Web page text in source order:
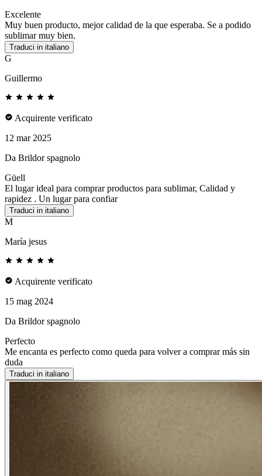
Excelente
Muy buen producto, mejor calidad de la que esperaba. Se a podido
sublimar muy bien.
Traduci in italiano
G
Guillermo
Acquirente verificato
12 mar 2025
Da Brildor spagnolo
Güell
El lugar ideal para comprar productos para sublimar, Calidad y
rapidez . Un lugar para confiar
Traduci in italiano
M
María jesus
Acquirente verificato
15 mag 2024
Da Brildor spagnolo
Perfecto
Me encanta es perfecto como queda para volver a comprar más sin
duda
Traduci in italiano